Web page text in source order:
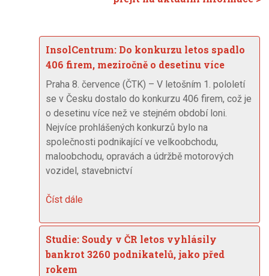
InsolCentrum: Do konkurzu letos spadlo
406 firem, meziročně o desetinu více
Praha 8. července (ČTK) – V letošním 1. pololetí
se v Česku dostalo do konkurzu 406 firem, což je
o desetinu více než ve stejném období loni.
Nejvíce prohlášených konkurzů bylo na
společnosti podnikající ve velkoobchodu,
maloobchodu, opravách a údržbě motorových
vozidel, stavebnictví
Číst dále
Studie: Soudy v ČR letos vyhlásily
bankrot 3260 podnikatelů, jako před
rokem